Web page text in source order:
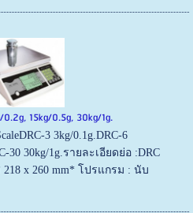
0.2g, 15kg/0.5g, 30kg/1g.
3 3kg/0.1g.DRC-6
30 30kg/1g.รายละเอียดย่อ :DRC
218 x 260 mm* โปรแกรม : นับ